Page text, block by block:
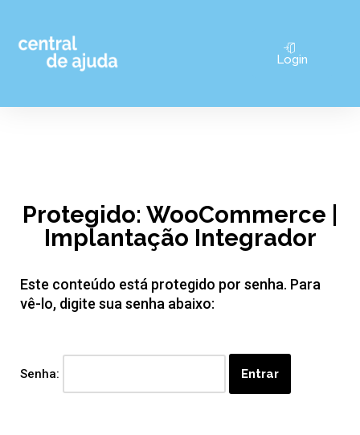
Pular
Login
Protegido: WooCommerce |
Implantação Integrador
Este conteúdo está protegido por senha. Para
vê-lo, digite sua senha abaixo:
Senha: